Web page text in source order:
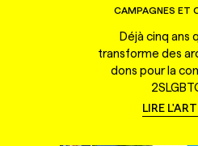
CAMPAGNES ET
Déjà cinq ans
transforme des
dons pour la
LIRE